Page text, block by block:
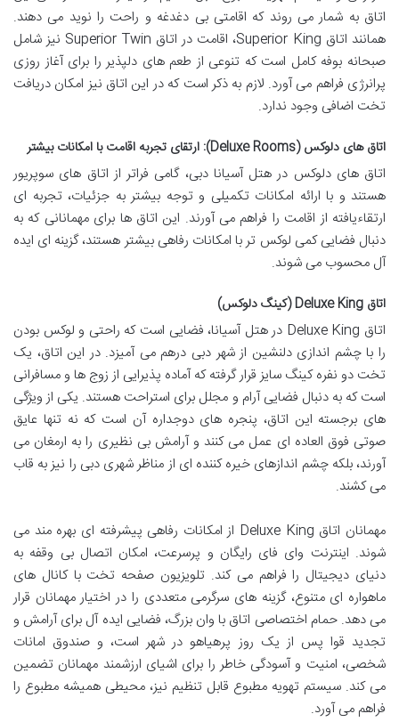
اتاق به شمار می روند که اقامتی بی دغدغه و راحت را نوید می دهند.
همانند اتاق Superior King، اقامت در اتاق Superior Twin نیز شامل
صبحانه بوفه کامل است که تنوعی از طعم های دلپذیر را برای آغاز روزی
پرانرژی فراهم می آورد. لازم به ذکر است که در این اتاق نیز امکان دریافت
تخت اضافی وجود ندارد.
اتاق های دلوکس (Deluxe Rooms): ارتقای تجربه اقامت با امکانات بیشتر
اتاق های دلوکس در هتل آسیانا دبی، گامی فراتر از اتاق های سوپریور
هستند و با ارائه امکانات تکمیلی و توجه بیشتر به جزئیات، تجربه ای
ارتقاءیافته از اقامت را فراهم می آورند. این اتاق ها برای مهمانانی که به
دنبال فضایی کمی لوکس تر با امکانات رفاهی بیشتر هستند، گزینه ای ایده
آل محسوب می شوند.
اتاق Deluxe King (کینگ دلوکس)
اتاق Deluxe King در هتل آسیانا، فضایی است که راحتی و لوکس بودن
را با چشم اندازی دلنشین از شهر دبی درهم می آمیزد. در این اتاق، یک
تخت دو نفره کینگ سایز قرار گرفته که آماده پذیرایی از زوج ها و مسافرانی
است که به دنبال فضایی آرام و مجلل برای استراحت هستند. یکی از ویژگی
های برجسته این اتاق، پنجره های دوجداره آن است که نه تنها عایق
صوتی فوق العاده ای عمل می کنند و آرامش بی نظیری را به ارمغان می
آورند، بلکه چشم اندازهای خیره کننده ای از مناظر شهری دبی را نیز به قاب
می کشند.
مهمانان اتاق Deluxe King از امکانات رفاهی پیشرفته ای بهره مند می
شوند. اینترنت وای فای رایگان و پرسرعت، امکان اتصال بی وقفه به
دنیای دیجیتال را فراهم می کند. تلویزیون صفحه تخت با کانال های
ماهواره ای متنوع، گزینه های سرگرمی متعددی را در اختیار مهمانان قرار
می دهد. حمام اختصاصی اتاق با وان بزرگ، فضایی ایده آل برای آرامش و
تجدید قوا پس از یک روز پرهیاهو در شهر است، و صندوق امانات
شخصی، امنیت و آسودگی خاطر را برای اشیای ارزشمند مهمانان تضمین
می کند. سیستم تهویه مطبوع قابل تنظیم نیز، محیطی همیشه مطبوع را
فراهم می آورد.